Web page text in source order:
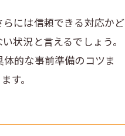
には信頼できる対応かど
状況と言えるでしょう。
的な事前準備のコツま
す。